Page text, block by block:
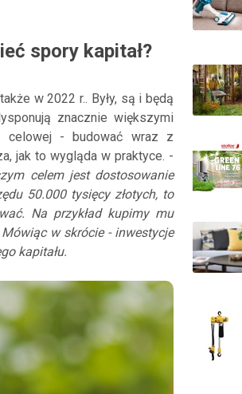
spory kapitał?
w 2022 r.. Były, są i będą
znacznie większymi
celowej - budować wraz z
jak to wygląda w praktyce. -
celem jest dostosowanie
50.000 tysięcy złotych, to
Na przykład kupimy mu
w skrócie - inwestycje
kapitału.